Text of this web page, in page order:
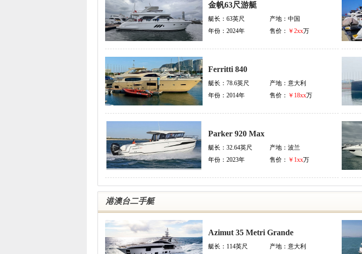
金帆63尺游艇
艇长： 63英尺 产地： 中国
年份： 2024年 售价： ￥2xx万
Ferritti 840
艇长： 78.6英尺 产地： 意大利
年份： 2014年 售价： ￥18xx万
Parker 920 Max
艇长： 32.64英尺 产地： 波兰
年份： 2023年 售价： ￥1xx万
港澳台二手艇
Azimut 35 Metri Grande
艇长： 114英尺 产地： 意大利